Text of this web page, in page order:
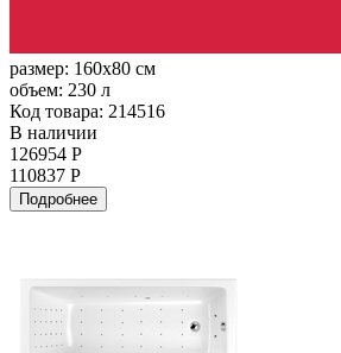
размер: 160x80 см
объем: 230 л
Код товара: 214516
В наличии
126954 Р
110837 Р
Подробнее